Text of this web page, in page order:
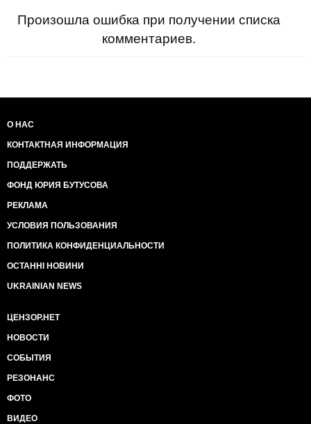
Произошла ошибка при получении списка
комментариев.
О НАС
КОНТАКТНАЯ ИНФОРМАЦИЯ
ПОДДЕРЖАТЬ
ФОНД ЮРИЯ БУТУСОВА
РЕКЛАМА
УСЛОВИЯ ПОЛЬЗОВАНИЯ
ПОЛИТИКА КОНФИДЕНЦИАЛЬНОСТИ
ОСТАННІ НОВИНИ
UKRAINIAN NEWS
ЦЕНЗОР.НЕТ
НОВОСТИ
СОБЫТИЯ
РЕЗОНАНС
ФОТО
ВИДЕО